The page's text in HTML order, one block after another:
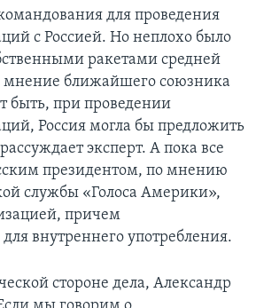
для проведения
с Россией. Но неплохо было
ракетами средней
мнение ближайшего союзника
быть, при проведении
Россия могла бы предложить
эксперт. А пока все
президентом, по мнению
службы «Голоса Америки»,
причем
внутреннего употребления.
стороне дела, Александр